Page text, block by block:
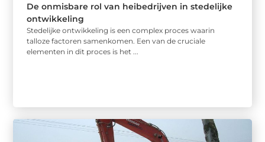
De onmisbare rol van heibedrijven in stedelijke
ontwikkeling
Stedelijke ontwikkeling is een complex proces waarin
talloze factoren samenkomen. Een van de cruciale
elementen in dit proces is het ...